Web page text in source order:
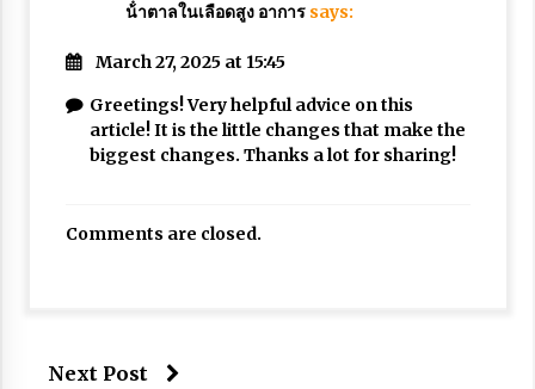
น้ําตาลในเลือดสูง อาการ says:
March 27, 2025 at 15:45
Greetings! Very helpful advice on this
article! It is the little changes that make the
biggest changes. Thanks a lot for sharing!
Comments are closed.
Next Post